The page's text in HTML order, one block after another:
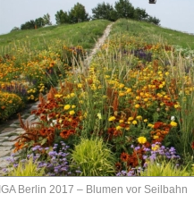
IGA Berlin 2017 – Blumen vor Seilbahn